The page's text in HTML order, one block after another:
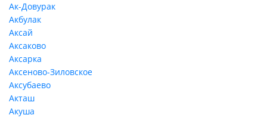
Ак-Довурак
Акбулак
Аксай
Аксаково
Аксарка
Аксеново-Зиловское
Аксубаево
Акташ
Акуша